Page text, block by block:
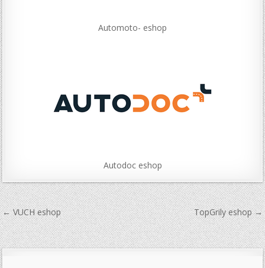
Automoto- eshop
Autodoc eshop
Navigace
pro
příspěvek
← VUCH eshop TopGrily eshop →